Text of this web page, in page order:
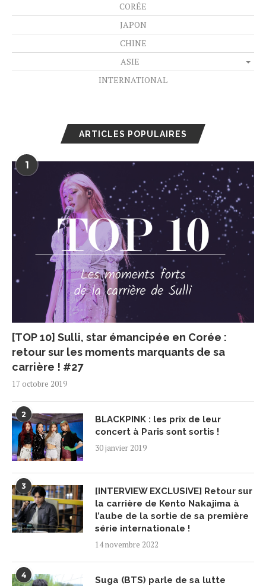
CORÉE
JAPON
CHINE
ASIE
INTERNATIONAL
ARTICLES POPULAIRES
1
[TOP 10] Sulli, star émancipée en Corée :
retour sur les moments marquants de sa
carrière ! #27
17 octobre 2019
2
BLACKPINK : les prix de leur
concert à Paris sont sortis !
30 janvier 2019
3
[INTERVIEW EXCLUSIVE] Retour sur
la carrière de Kento Nakajima à
l’aube de la sortie de sa première
série internationale !
14 novembre 2022
4
Suga (BTS) parle de sa lutte